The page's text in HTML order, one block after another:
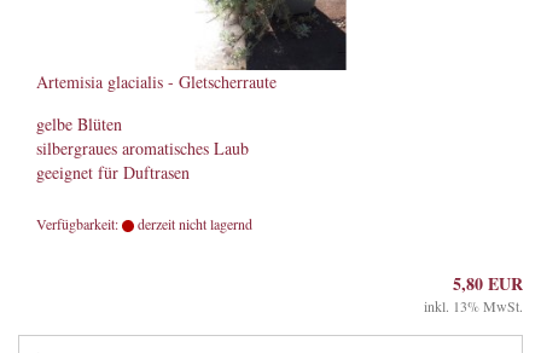
Artemisia glacialis - Gletscherraute
gelbe Blüten
silbergraues aromatisches Laub
geeignet für Duftrasen
Verfügbarkeit: derzeit nicht lagernd
5,80 EUR
inkl. 13% MwSt.